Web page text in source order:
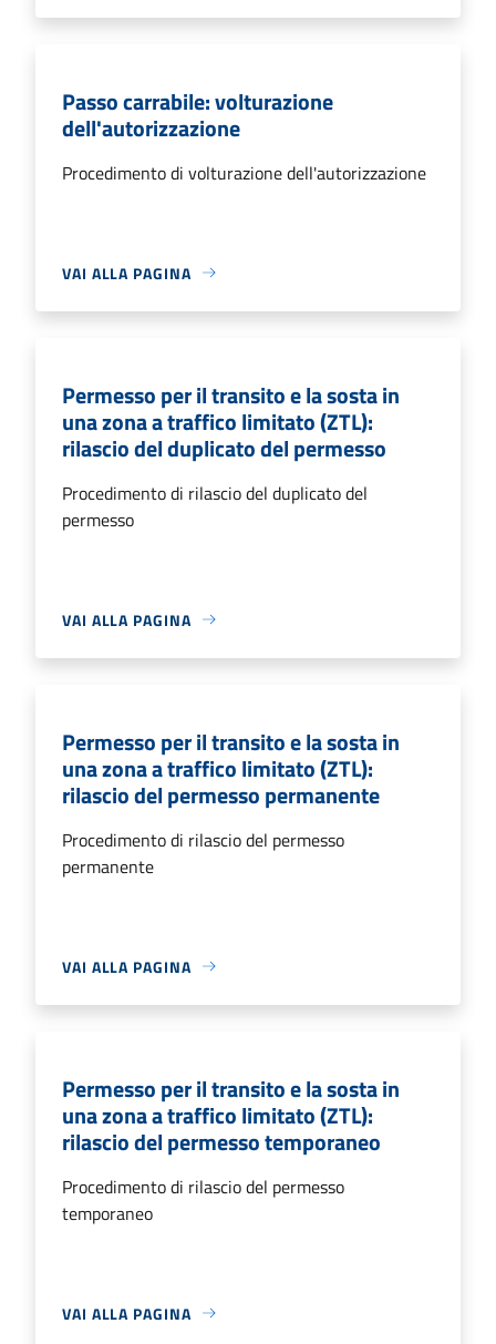
Passo carrabile: volturazione
dell'autorizzazione
Procedimento di volturazione dell'autorizzazione
VAI ALLA PAGINA
Permesso per il transito e la sosta in
una zona a traffico limitato (ZTL):
rilascio del duplicato del permesso
Procedimento di rilascio del duplicato del
permesso
VAI ALLA PAGINA
Permesso per il transito e la sosta in
una zona a traffico limitato (ZTL):
rilascio del permesso permanente
Procedimento di rilascio del permesso
permanente
VAI ALLA PAGINA
Permesso per il transito e la sosta in
una zona a traffico limitato (ZTL):
rilascio del permesso temporaneo
Procedimento di rilascio del permesso
temporaneo
VAI ALLA PAGINA